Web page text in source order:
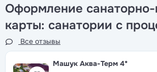
Оформление санаторно-
карты: санатории с
Все отзывы
Машук Аква-Терм 4*